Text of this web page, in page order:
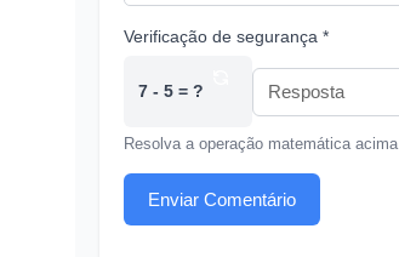
Verificação de segurança *
7 - 5 = ?
Resolva a operação matemática acima
Enviar Comentário